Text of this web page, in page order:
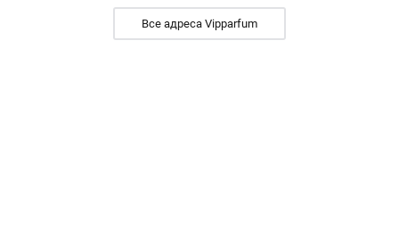
Все адреса Vipparfum